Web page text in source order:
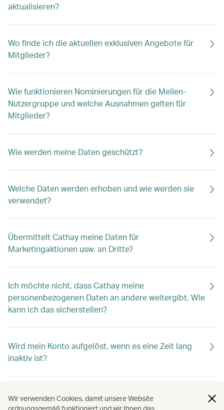
aktualisieren?
Wo finde ich die aktuellen exklusiven Angebote für
Mitglieder?
Wie funktionieren Nominierungen für die Meilen-
Nutzergruppe und welche Ausnahmen gelten für
Mitglieder?
Wie werden meine Daten geschützt?
Welche Daten werden erhoben und wie werden sie
verwendet?
Übermittelt Cathay meine Daten für
Marketingaktionen usw. an Dritte?
Ich möchte nicht, dass Cathay meine
personenbezogenen Daten an andere weitergibt. Wie
kann ich das sicherstellen?
Wird mein Konto aufgelöst, wenn es eine Zeit lang
inaktiv ist?
Wie kann ich dafür sorgen, dass mein Cathay Konto
aktiv bleibt?
Wir verwenden Cookies, damit unsere Website
ordnungsgemäß funktioniert und wir Ihnen das